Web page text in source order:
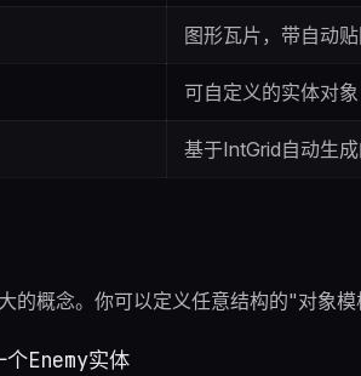
图形瓦片，带自动
可自定义的实体对象
基于IntGrid自动生
的概念。你可以定义任意结构的"对象
Enemy实体